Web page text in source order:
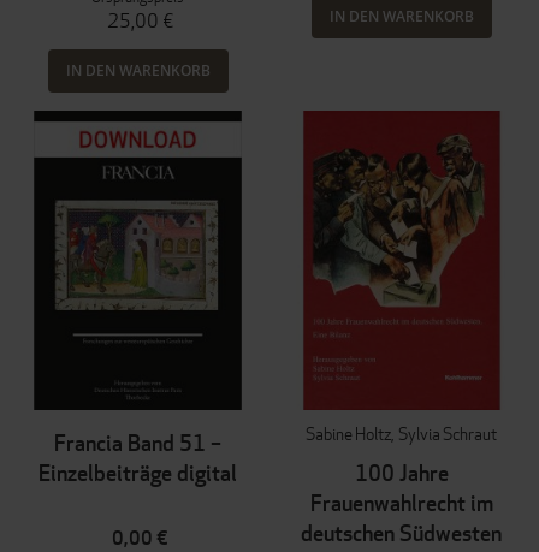
25,00 €
IN DEN WARENKORB
IN DEN WARENKORB
Francia Band 51 –
Einzelbeiträge digital
0,00 €
Sabine Holtz Sylvia Schraut
100 Jahre
Frauenwahlrecht im
deutschen Südwesten